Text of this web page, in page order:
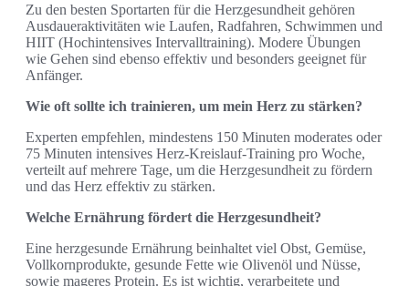
Zu den besten Sportarten für die Herzgesundheit gehören
Ausdaueraktivitäten wie Laufen, Radfahren, Schwimmen und
HIIT (Hochintensives Intervalltraining). Modere Übungen
wie Gehen sind ebenso effektiv und besonders geeignet für
Anfänger.
Wie oft sollte ich trainieren, um mein Herz zu stärken?
Experten empfehlen, mindestens 150 Minuten moderates oder
75 Minuten intensives Herz-Kreislauf-Training pro Woche,
verteilt auf mehrere Tage, um die Herzgesundheit zu fördern
und das Herz effektiv zu stärken.
Welche Ernährung fördert die Herzgesundheit?
Eine herzgesunde Ernährung beinhaltet viel Obst, Gemüse,
Vollkornprodukte, gesunde Fette wie Olivenöl und Nüsse,
sowie mageres Protein. Es ist wichtig, verarbeitete und